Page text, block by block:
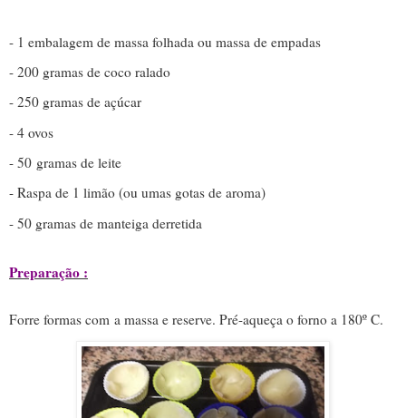
- 1 embalagem de massa folhada ou massa de empadas
- 200 gramas de coco ralado
- 250 gramas de açúcar
- 4 ovos
- 50 gramas de leite
- Raspa de 1 limão (ou umas gotas de aroma)
- 50 gramas de manteiga derretida
Preparação :
Forre formas com a massa e reserve. Pré-aqueça o forno a 180º C.